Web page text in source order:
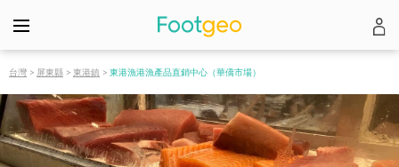
台灣 > 屏東縣 > 東港鎮 > 東港漁港漁產品直銷中心（華僑市場）